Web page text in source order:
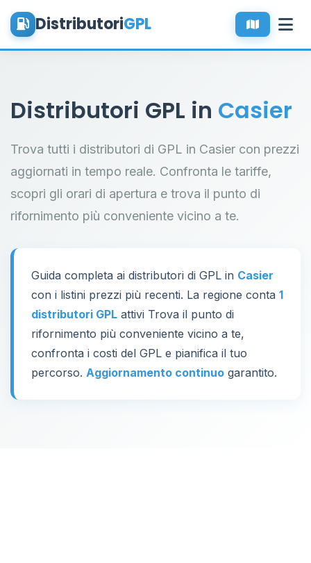
DistributoriGPL
Distributori GPL in Casier
Trova tutti i distributori di GPL in Casier con prezzi
aggiornati in tempo reale. Confronta le tariffe,
scopri gli orari di apertura e trova il punto di
rifornimento più conveniente vicino a te.
Guida completa ai distributori di GPL in Casier
con i listini prezzi più recenti. La regione conta 1
distributori GPL attivi Trova il punto di
rifornimento più conveniente vicino a te,
confronta i costi del GPL e pianifica il tuo
percorso. Aggiornamento continuo garantito.